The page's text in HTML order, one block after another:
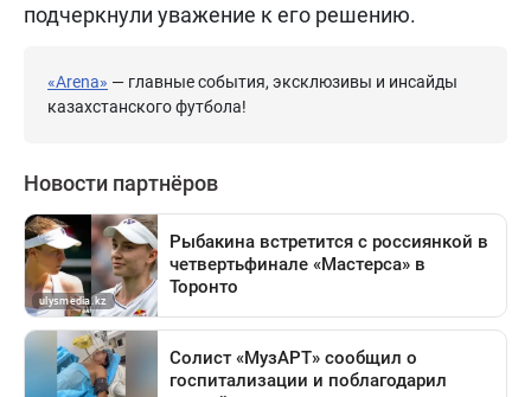
подчеркнули уважение к его решению.
«Arena» — главные события, эксклюзивы и инсайды
казахстанского футбола!